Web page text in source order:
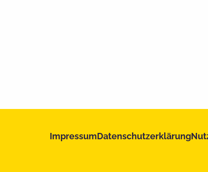
ImpressumDatenschutzerklärung